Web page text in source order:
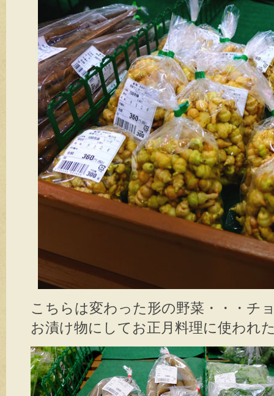
こちらは変わった形の野菜・・・チ
お漬け物にしてお正月料理に使われ